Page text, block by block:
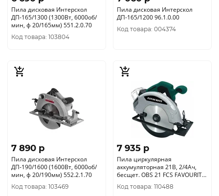
Пила дисковая Интерскол
ДП-165/1300 (1300Вт, 6000об/
мин, ф 20/165мм) 551.2.0.70
Код товара: 103804
Пила дисковая Интерскол
ДП-165/1200 96.1.0.00
Код товара: 004374
7 890 p
Пила дисковая Интерскол
ДП-190/1600 (1600Вт, 6000об/
мин, ф 20/190мм) 552.2.1.70
Код товара: 103469
7 935 p
Пила циркулярная
аккумуляторная 21В, 2/4Ач,
бесщет. OBS 21 FCS FAVOURITE
(без акк и ЗУ) 150200021
Код товара: 110488